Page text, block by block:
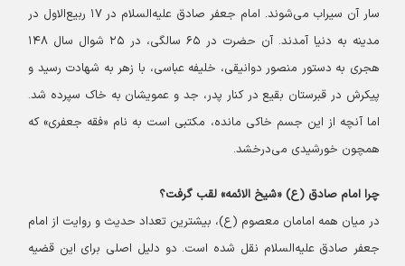
سار آن سیراب می‌شوند.
امام جعفر صادق علیه‌السلام در ۱۷ ربیع‌الاول در
مدینه به دنیا آمدند. آن حضرت در ۶۵ سالگی، در ۲۵ شوال سال ۱۴۸
هجری به دستور منصور دوانیقی، خلیفه عباسی، با زهر به شهادت رسید و
پیکرش در قبرستان بقیع در کنار پدر، جد و عمویشان به خاک سپرده شد.
اما آنچه از این جسم خاکی مانده، مکتبی است به نام «فقه جعفری» که
همچون خورشیدی می‌درخشد.
چرا امام صادق (ع) «شیخ الائمه» لقب گرفت؟
در میان همه امامان معصوم (ع)، بیشترین تعداد حدیث و روایت از امام
جعفر صادق علیه‌السلام نقل شده است. دو دلیل اصلی برای این قضیه